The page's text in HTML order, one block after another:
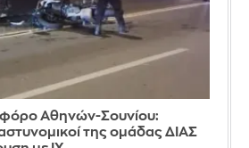
Αθηνών-Σουνίου:
της ομάδας ΔΙΑΣ